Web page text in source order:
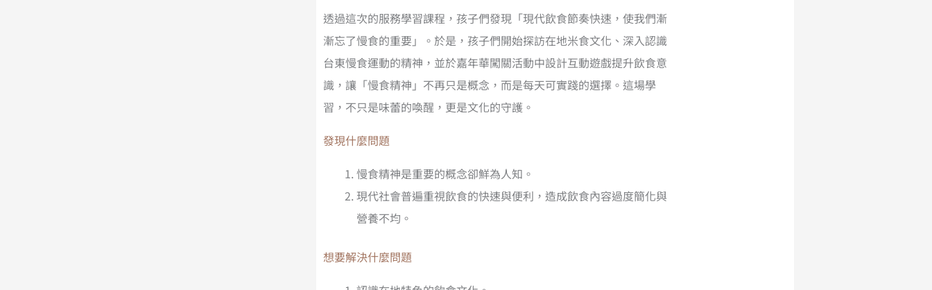
透過這次的服務學習課程，孩子們發現「現代飲食節奏快速，使我們漸
漸忘了慢食的重要」。於是，孩子們開始探訪在地米食文化、深入認識
台東慢食運動的精神，並於嘉年華闖關活動中設計互動遊戲提升飲食意
識，讓「慢食精神」不再只是概念，而是每天可實踐的選擇。這場學
習，不只是味蕾的喚醒，更是文化的守護。
發現什麼問題
慢食精神是重要的概念卻鮮為人知。
現代社會普遍重視飲食的快速與便利，造成飲食內容過度簡化與
營養不均。
想要解決什麼問題